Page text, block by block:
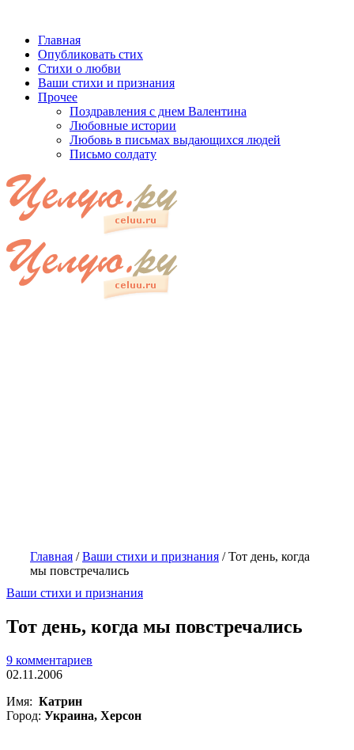
Главная
Опубликовать стих
Стихи о любви
Ваши стихи и признания
Прочее
Поздравления с днем Валентина
Любовные истории
Любовь в письмах выдающихся людей
Письмо солдату
Главная /Ваши стихи и признания /Тот день, когда
мы повстречались
Ваши стихи и признания
Тот день, когда мы повстречались
9 комментариев
02.11.2006
Имя: Катрин
Город: Украина, Херсон